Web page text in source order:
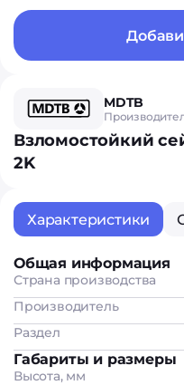
MDTB
Взломостойкий
2K
Характеристики
Общая информация
Страна производства
Производитель
Раздел
Габариты и размеры
Высота, мм